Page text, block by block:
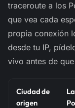
traceroute a los
que vea cada
propia conexión
desde tu IP,
vivo antes de
Ciudad de
origen